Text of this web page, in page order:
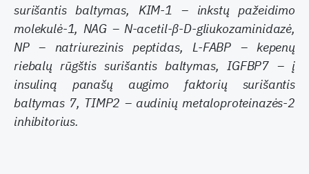
surišantis baltymas, KIM-1 – inkstų pažeidimo
molekulė-1, NAG – N-acetil-β-D-gliukozaminidazė,
NP – natriurezinis peptidas, L-FABP – kepenų
riebalų rūgštis surišantis baltymas, IGFBP7 – į
insuliną panašų augimo faktorių surišantis
baltymas 7, TIMP2 – audinių metaloproteinazės-2
inhibitorius.